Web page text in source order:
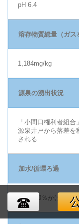
pH 6.4
溶存物質総量（ガス
1,184mg/kg
源泉の湧出状況
「小間口権利者組
源泉井戸から落差を
される
加水/循環ろ過
源泉100％かけ流し